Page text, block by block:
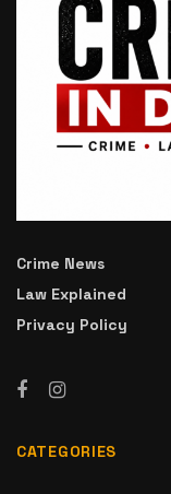
Crime News
Law Explained
Privacy Policy
CATEGORIES